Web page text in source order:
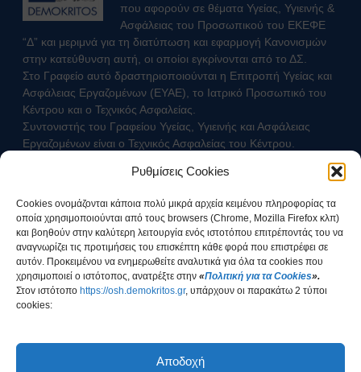
Ρυθμίσεις Cookies
Cookies ονομάζονται κάποια πολύ μικρά αρχεία κειμένου πληροφορίας τα
οποία χρησιμοποιούνται από τους browsers (Chrome, Mozilla Firefox κλπ)
και βοηθούν στην καλύτερη λειτουργία ενός ιστοτόπου επιτρέποντάς του να
αναγνωρίζει τις προτιμήσεις του επισκέπτη κάθε φορά που επιστρέφει σε
αυτόν. Προκειμένου να ενημερωθείτε αναλυτικά για όλα τα cookies που
χρησιμοποιεί ο ιστότοπος, ανατρέξτε στην «Πολιτική για τα Cookies».
Στοv ιστότοπο https://osh.demokritos.gr, υπάρχουν οι παρακάτω 2 τύποι
cookies:
Αποδοχή
που αφορούν σε θέματα Υγείας, Υγιεινής &
Ασφάλειας του Προσωπικού του ΕΚΕΦΕ
“Δ” και μεριμνά για τη διατύπωση και εφαρμογή Κανονισμών
στην κατεύθυνση αυτή, οι οποίοι εγκρίνονται από το ΔΣ.
Στο Γραφείο αυτό δραστηριοποιούνται η Επιτροπή Υγείας και
Ασφάλειας Εργαζομένων (ΕΥΑΕ), το Ιατρικό Προσωπικό του
Κέντρου και ο Τεχνικός Ασφαλείας.
Συντονιστής του Γραφείου Υγείας, Υγιεινής και Ασφάλειας
Εργαζομένων είναι ο Τεχνικός Ασφαλείας του Κέντρου.
Επικοινωνήστε με τον Τεχνικό Ασφαλείας
Προσωπικών Δεδομένων